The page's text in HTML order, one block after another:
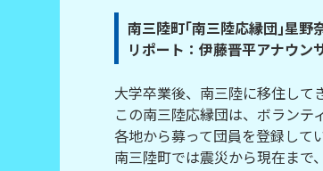
南三陸町｢南三陸応縁団｣星野
リポート：伊藤晋平アナウン
大学卒業後、南三陸に移住して
この南三陸応縁団は、ボラン
各地から募って団員を登録して
南三陸町では震災から現在まで